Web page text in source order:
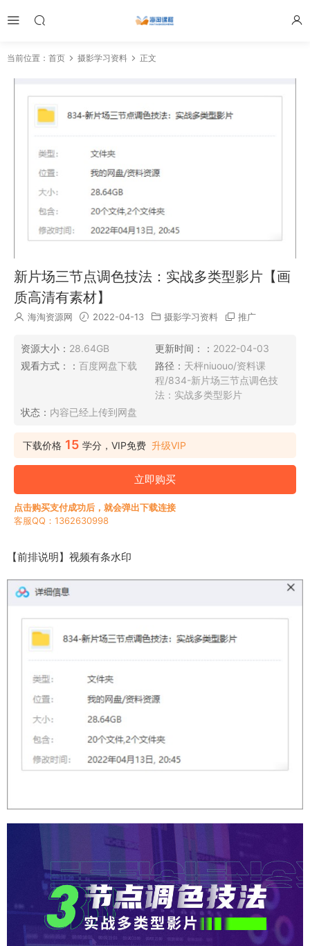
当前位置： 首页 摄影学习资料 正文
新片场三节点调色技法：实战多类型影片【画
质高清有素材】
海淘资源网 2022-04-13 摄影学习资料 推广
资源大小： 28.64GB 更新时间：： 2022-04-03
观看方式：： 百度网盘下载 路径： 天枰niuouo/资料课
程/834-新片场三节点调色技
法：实战多类型影片
状态： 内容已经上传到网盘
下载价格 15 学分，VIP免费 升级VIP
立即购买
点击购买支付成功后，就会弹出下载连接
客服QQ：1362630998
【前排说明】视频有条水印